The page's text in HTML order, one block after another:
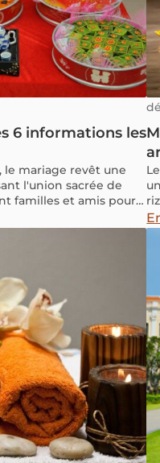
6 informations les
le mariage revêt une
l'union sacrée de
familles et amis pour
détail, des
orchestré
aux époux. Assister à
précieuse occasion
traditionnelle,
la joie de cet
cette magnifique
ce pays.